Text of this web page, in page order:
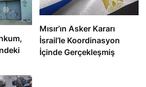
Mısır’ın Asker Kararı
İsrail’le Koordinasyon
İçinde Gerçekleşmiş